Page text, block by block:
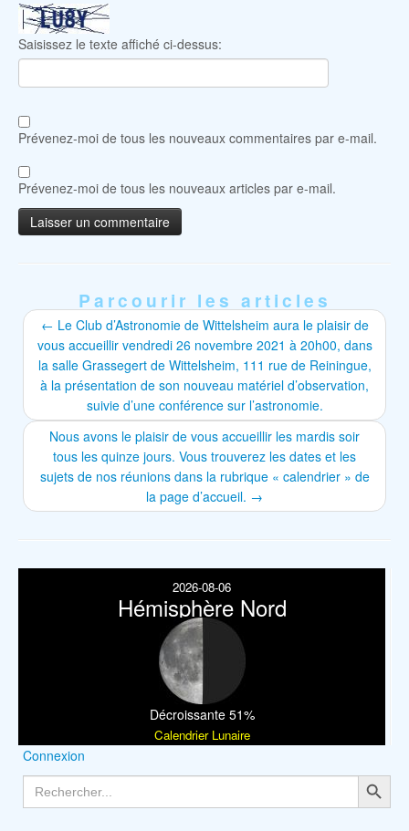
Saisissez le texte affiché ci-dessus:
Prévenez-moi de tous les nouveaux commentaires par e-mail.
Prévenez-moi de tous les nouveaux articles par e-mail.
Parcourir les articles
← Le Club d’Astronomie de Wittelsheim aura le plaisir de
vous accueillir vendredi 26 novembre 2021 à 20h00, dans
la salle Grassegert de Wittelsheim, 111 rue de Reiningue,
à la présentation de son nouveau matériel d’observation,
suivie d’une conférence sur l’astronomie.
Nous avons le plaisir de vous accueillir les mardis soir
tous les quinze jours. Vous trouverez les dates et les
sujets de nos réunions dans la rubrique « calendrier » de
la page d’accueil. →
2026-08-06
Hémisphère Nord
Décroissante 51%
Calendrier Lunaire
Connexion
Search
for:
Search Button